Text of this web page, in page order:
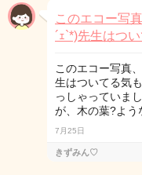
このエコー写
´ｪ`*)先生はつ
このエコー写真
生はついてる気
っしゃっていま
が、木の葉?よう
7月25日
きずみん♡